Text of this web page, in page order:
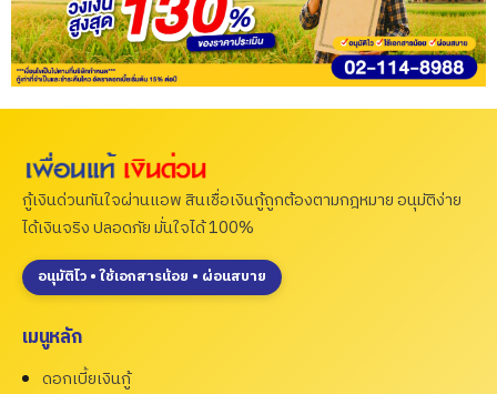
กู้เงินด่วนทันใจผ่านแอพ สินเชื่อเงินกู้ถูกต้องตามกฎหมาย อนุมัติง่าย
ได้เงินจริง ปลอดภัย มั่นใจได้ 100%
อนุมัติไว • ใช้เอกสารน้อย • ผ่อนสบาย
เมนูหลัก
ดอกเบี้ยเงินกู้